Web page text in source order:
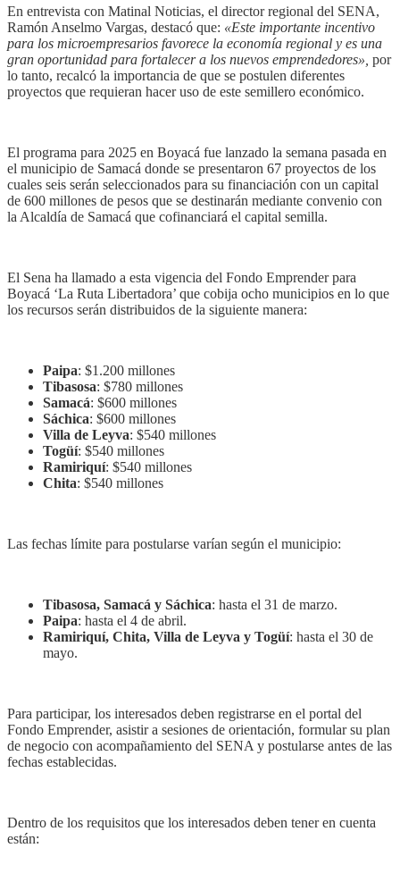
En entrevista con Matinal Noticias, el director regional del SENA,
Ramón Anselmo Vargas, destacó que: «Este importante incentivo
para los microempresarios favorece la economía regional y es una
gran oportunidad para fortalecer a los nuevos emprendedores», por
lo tanto, recalcó la importancia de que se postulen diferentes
proyectos que requieran hacer uso de este semillero económico.
El programa para 2025 en Boyacá fue lanzado la semana pasada en
el municipio de Samacá donde se presentaron 67 proyectos de los
cuales seis serán seleccionados para su financiación con un capital
de 600 millones de pesos que se destinarán mediante convenio con
la Alcaldía de Samacá que cofinanciará el capital semilla.
El Sena ha llamado a esta vigencia del Fondo Emprender para
Boyacá ‘La Ruta Libertadora’ que cobija ocho municipios en lo que
los recursos serán distribuidos de la siguiente manera:
Paipa: $1.200 millones
Tibasosa: $780 millones
Samacá: $600 millones
Sáchica: $600 millones
Villa de Leyva: $540 millones
Togüí: $540 millones
Ramiriquí: $540 millones
Chita: $540 millones
Las fechas límite para postularse varían según el municipio:
Tibasosa, Samacá y Sáchica: hasta el 31 de marzo.
Paipa: hasta el 4 de abril.
Ramiriquí, Chita, Villa de Leyva y Togüí: hasta el 30 de
mayo.
Para participar, los interesados deben registrarse en el portal del
Fondo Emprender, asistir a sesiones de orientación, formular su plan
de negocio con acompañamiento del SENA y postularse antes de las
fechas establecidas.
Dentro de los requisitos que los interesados deben tener en cuenta
están: